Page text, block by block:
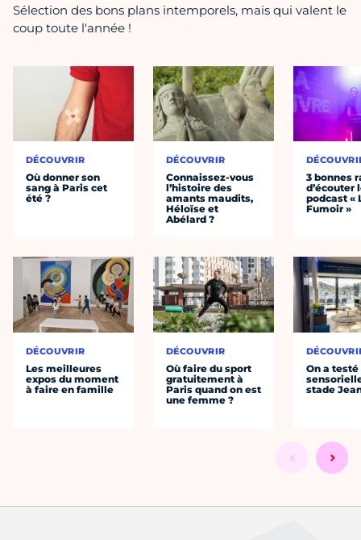
Sélection des bons plans intemporels, mais qui valent le
coup toute l'année !
DÉCOUVRIR
Où donner son
sang à Paris cet
été ?
DÉCOUVRIR
Les meilleures
expos du moment
à faire en famille
DÉCOUVRIR
Connaissez-vous
l’histoire des
amants maudits,
Héloïse et
Abélard ?
DÉCOUVRIR
Où faire du sport
gratuitement à
Paris quand on est
une femme ?
3 bonnes
d’écouter
podcast «
Fumoir »
On a
stade